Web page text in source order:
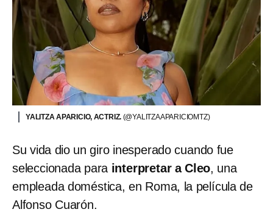
YALITZA APARICIO, ACTRIZ. (@YALITZAAPARICIOMTZ)
Su vida dio un giro inesperado cuando fue
seleccionada para interpretar a Cleo, una
empleada doméstica, en Roma, la película de
Alfonso Cuarón.